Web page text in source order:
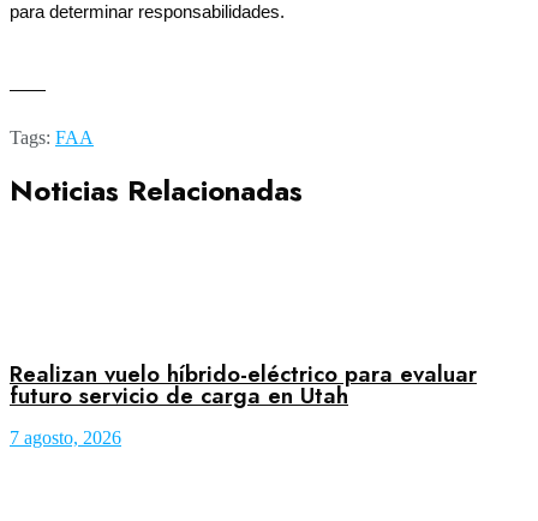
para determinar responsabilidades.
——
Tags: FAA
Noticias Relacionadas
Realizan vuelo híbrido-eléctrico para evaluar
futuro servicio de carga en Utah
7 agosto, 2026